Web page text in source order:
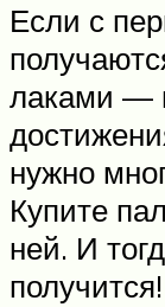
Если с
лаками —
нужно
Купите
ней. И
получится!